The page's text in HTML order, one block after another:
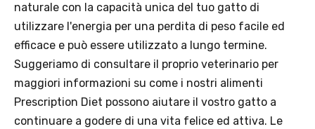
naturale con la capacità unica del tuo gatto di
utilizzare l'energia per una perdita di peso facile ed
efficace e può essere utilizzato a lungo termine.
Suggeriamo di consultare il proprio veterinario per
maggiori informazioni su come i nostri alimenti
Prescription Diet possono aiutare il vostro gatto a
continuare a godere di una vita felice ed attiva. Le